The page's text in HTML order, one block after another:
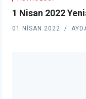
1 Nisan 2022
01 NISAN 2022